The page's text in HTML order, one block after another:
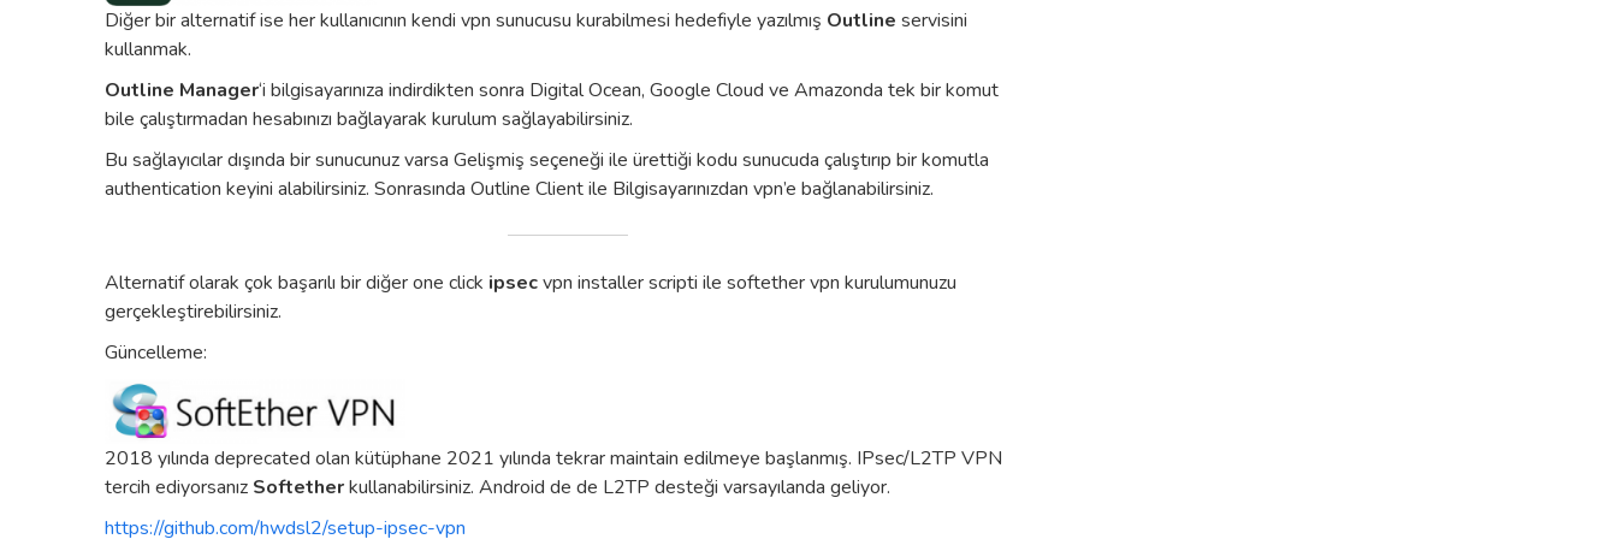
Diğer bir alternatif ise her kullanıcının kendi vpn sunucusu kurabilmesi hedefiyle yazılmış Outline servisini
kullanmak.
Outline Manager‘i bilgisayarınıza indirdikten sonra Digital Ocean, Google Cloud ve Amazonda tek bir komut
bile çalıştırmadan hesabınızı bağlayarak kurulum sağlayabilirsiniz.
Bu sağlayıcılar dışında bir sunucunuz varsa Gelişmiş seçeneği ile ürettiği kodu sunucuda çalıştırıp bir komutla
authentication keyini alabilirsiniz. Sonrasında Outline Client ile Bilgisayarınızdan vpn’e bağlanabilirsiniz.
Alternatif olarak çok başarılı bir diğer one click ipsecvpn installer scripti ile softether vpn kurulumunuzu
gerçekleştirebilirsiniz.
Güncelleme:
2018 yılında deprecated olan kütüphane 2021 yılında tekrar maintain edilmeye başlanmış. IPsec/L2TP VPN
tercih ediyorsanız Softetherkullanabilirsiniz. Android de de L2TP desteği varsayılanda geliyor.
https://github.com/hwdsl2/setup-ipsec-vpn